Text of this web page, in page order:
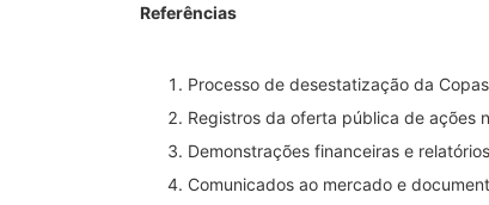
Referências
Processo de desestatização da
Registros da oferta pública de ações
Demonstrações financeiras e
Comunicados ao mercado e